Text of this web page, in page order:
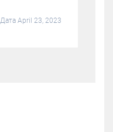
Дата April 23, 2023